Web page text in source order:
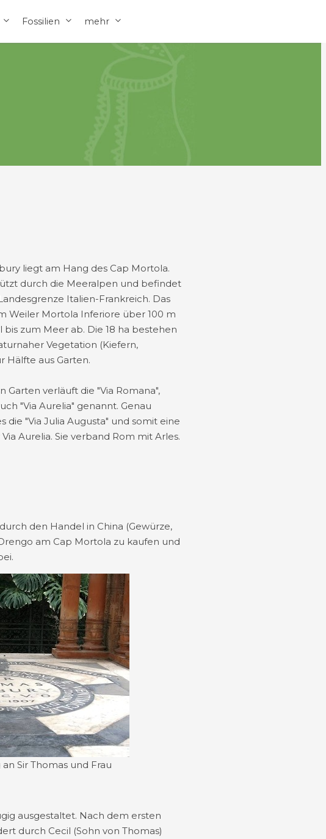
Fossilien mehr
liegt am Hang des Cap Mortola.
durch die Meeralpen und befindet
Italien-Frankreich. Das
Weiler Mortola Inferiore über 100 m
bis zum Meer ab. Die 18 ha bestehen
Vegetation (Kiefern,
Hälfte aus Garten.
Garten verläuft die "Via Romana",
"Via Aurelia" genannt. Genau
die "Via Julia Augusta" und somit eine
Aurelia. Sie verband Rom mit Arles.
den Handel in China (Gewürze,
am Cap Mortola zu kaufen und
Sir Thomas und Frau
ausgestaltet. Nach dem ersten
durch Cecil (Sohn von Thomas)